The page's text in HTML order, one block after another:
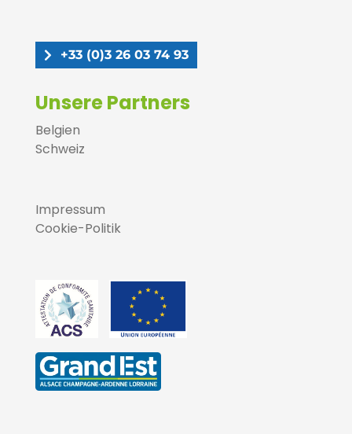
+33 (0)3 26 03 74 93
Unsere Partners
Belgien
Schweiz
Impressum
Cookie-Politik